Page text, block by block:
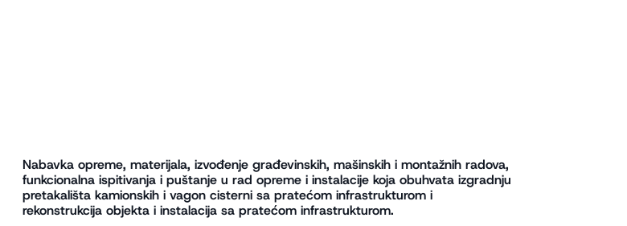
Nabavka opreme, materijala, izvođenje građevinskih, mašinskih i montažnih radova,
funkcionalna ispitivanja i puštanje u rad opreme i instalacije koja obuhvata izgradnju
pretakališta kamionskih i vagon cisterni sa pratećom infrastrukturom i
rekonstrukcija objekta i instalacija sa pratećom infrastrukturom.